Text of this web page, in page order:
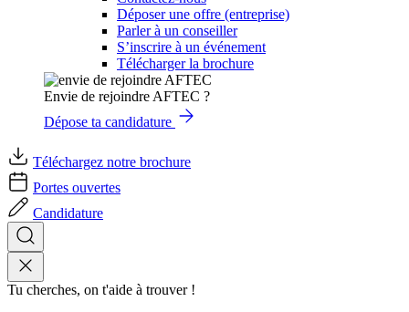
Déposer une offre (entreprise)
Parler à un conseiller
S’inscrire à un événement
Télécharger la brochure
Envie de rejoindre AFTEC ?
Dépose ta candidature
Téléchargez notre brochure
Portes ouvertes
Candidature
Tu cherches, on t'aide à trouver !